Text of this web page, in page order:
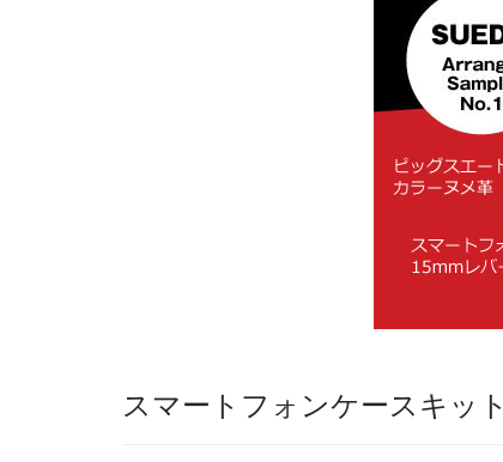
スマートフォンケースキット